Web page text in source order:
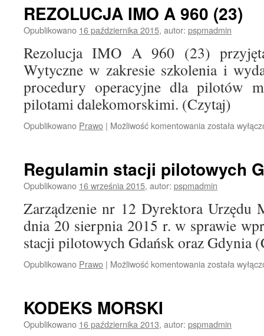
REZOLUCJA IMO A 960 (23)
Opublikowano 16 października 2015, autor: pspmadmin
Rezolucja IMO A 960 (23)
Wytyczne w zakresie szkolenia i
procedury operacyjne dla pilotów
pilotami dalekomorskimi. (Czytaj)
Opublikowano Prawo | Możliwość komentowania REZOLUCJA
(23)
została
Regulamin stacji pilotowych
Opublikowano 16 września 2015, autor: pspmadmin
Zarządzenie nr 12 Dyrektora Urzędu
dnia 20 sierpnia 2015 r. w sprawie
stacji pilotowych Gdańsk oraz Gdynia
Opublikowano Prawo | Możliwość komentowania Regulamin
Gdynia
została
KODEKS MORSKI
Opublikowano 16 października 2013, autor: pspmadmin